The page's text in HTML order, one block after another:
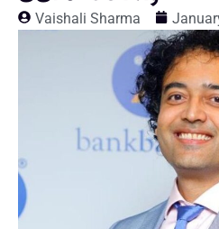
Vaishali Sharma